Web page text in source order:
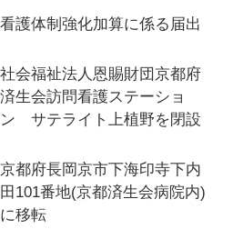
看護体制強化加算に係る届出
社会福祉法人恩賜財団京都府
済生会訪問看護ステーショ
ン サテライト上植野を閉設
京都府長岡京市下海印寺下内
田101番地(京都済生会病院内)
に移転